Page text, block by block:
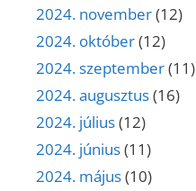
2024. november(12)
2024. október(12)
2024. szeptember(11)
2024. augusztus(16)
2024. július(12)
2024. június(11)
2024. május(10)